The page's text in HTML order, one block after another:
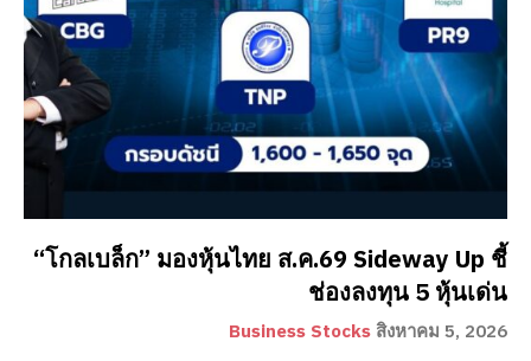
“โกลเบล็ก” มองหุ้นไทย ส.ค.69 Sideway Up ชี้
ช่องลงทุน 5 หุ้นเด่น
Business Stocks สิงหาคม 5, 2026